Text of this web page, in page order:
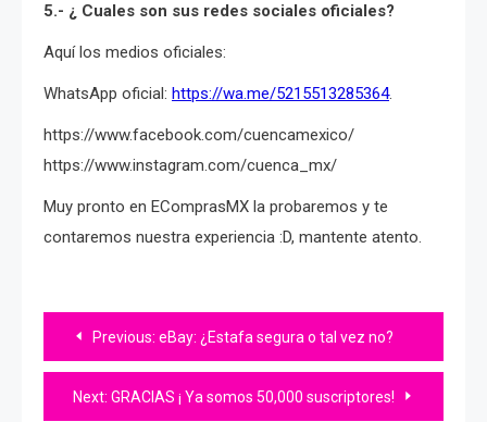
5.- ¿ Cuales son sus redes sociales oficiales?
Aquí los medios oficiales:
WhatsApp oficial: https://wa.me/5215513285364.
https://www.facebook.com/cuencamexico/
https://www.instagram.com/cuenca_mx/
Muy pronto en EComprasMX la probaremos y te
contaremos nuestra experiencia :D, mantente atento.
Navegación
de
Previous: eBay: ¿Estafa segura o tal vez no?
Next: GRACIAS ¡ Ya somos 50,000 suscriptores!